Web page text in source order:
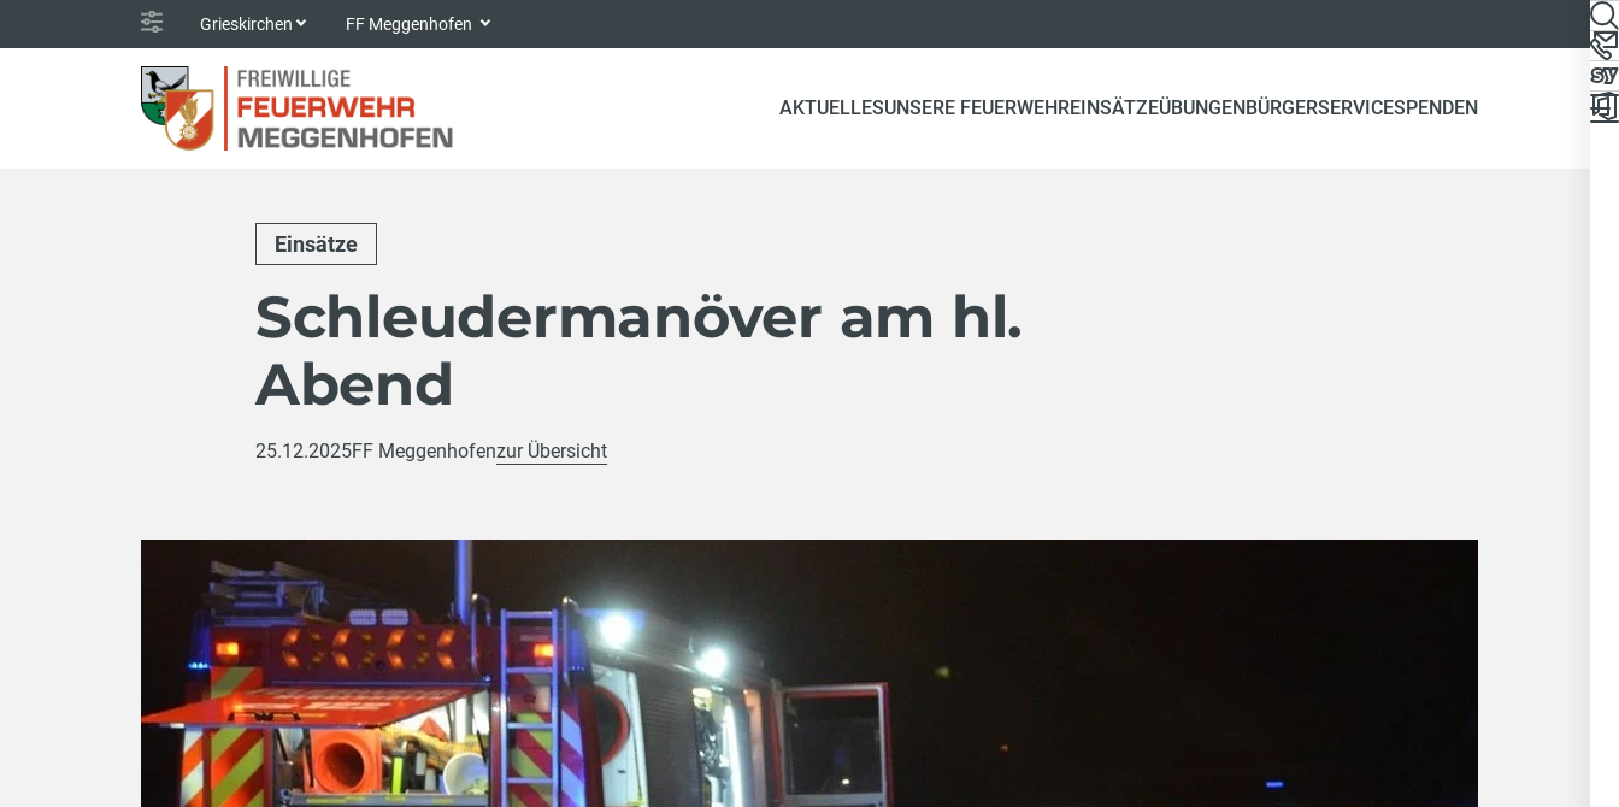
Grieskirchen FF Meggenhofen
AKTUELLESUNSERE FEUERWEHREINSÄTZEÜBUNGENBÜRGERSERVICESPENDEN
Einsätze
Schleudermanöver am hl.
Abend
25.12.2025FF Meggenhofenzur Übersicht